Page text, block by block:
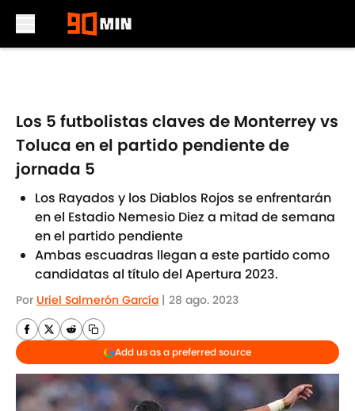
Los 5 futbolistas claves de Monterrey vs
Toluca en el partido pendiente de
jornada 5
Los Rayados y los Diablos Rojos se enfrentarán
en el Estadio Nemesio Diez a mitad de semana
en el partido pendiente
Ambas escuadras llegan a este partido como
candidatas al título del Apertura 2023.
Por Uriel Salmerón García | 28 ago. 2023
Add us as a preferred source